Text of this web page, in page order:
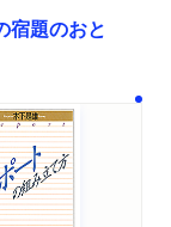
宿題のおと